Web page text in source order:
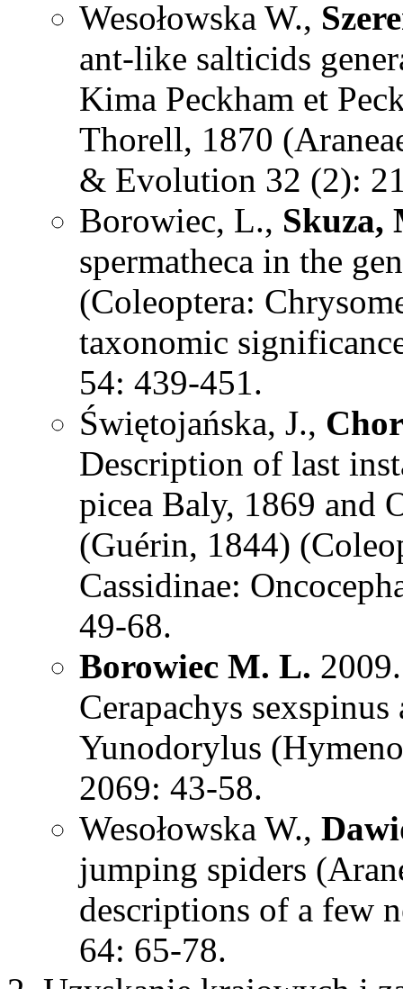
Wesołowska W.,
ant-like salticids
Kima Peckham et
Thorell, 1870
& Evolution 32 (2):
Borowiec, L., Skuza,
spermatheca in the
(Coleoptera:
taxonomic
54: 439-451.
Świętojańska, J.,
Description of last
picea Baly, 1869 and
(Guérin, 1844)
Cassidinae:
49-68.
Borowiec M. L.
Cerapachys
Yunodorylus
2069: 43-58.
Wesołowska W.,
jumping spiders
descriptions of a few
64: 65-78.